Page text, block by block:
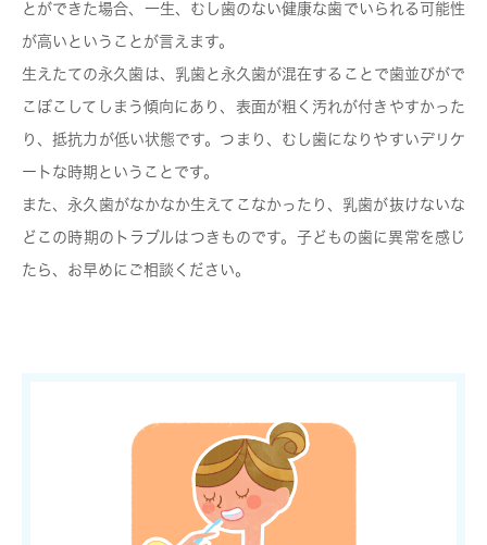
とができた場合、一生、むし歯のない健康な歯でいられる可能性
が高いということが言えます。
生えたての永久歯は、乳歯と永久歯が混在することで歯並びがで
こぼこしてしまう傾向にあり、表面が粗く汚れが付きやすかった
り、抵抗力が低い状態です。つまり、むし歯になりやすいデリケ
ートな時期ということです。
また、永久歯がなかなか生えてこなかったり、乳歯が抜けないな
どこの時期のトラブルはつきものです。子どもの歯に異常を感じ
たら、お早めにご相談ください。